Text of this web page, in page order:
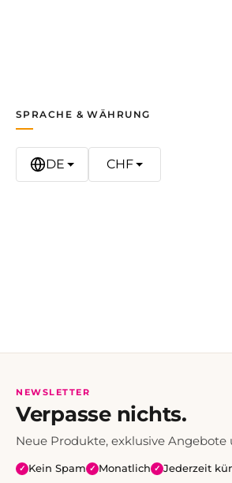
SPRACHE & WÄHRUNG
DE CHF
NEWSLETTER
Verpasse nichts.
Neue Produkte, exklusive
✓ Kein Spam ✓ Monatlich ✓ Jederzeit